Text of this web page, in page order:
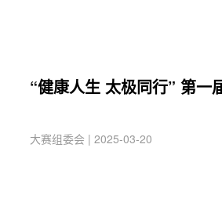
“健康人生 太极同行” 第一
大赛组委会 | 2025-03-20